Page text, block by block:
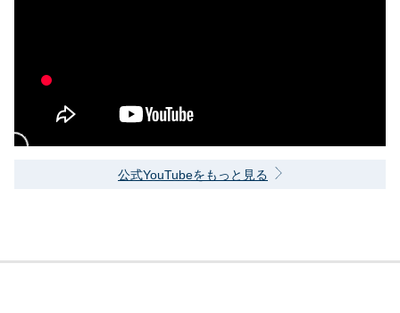
公式YouTubeをもっと見る